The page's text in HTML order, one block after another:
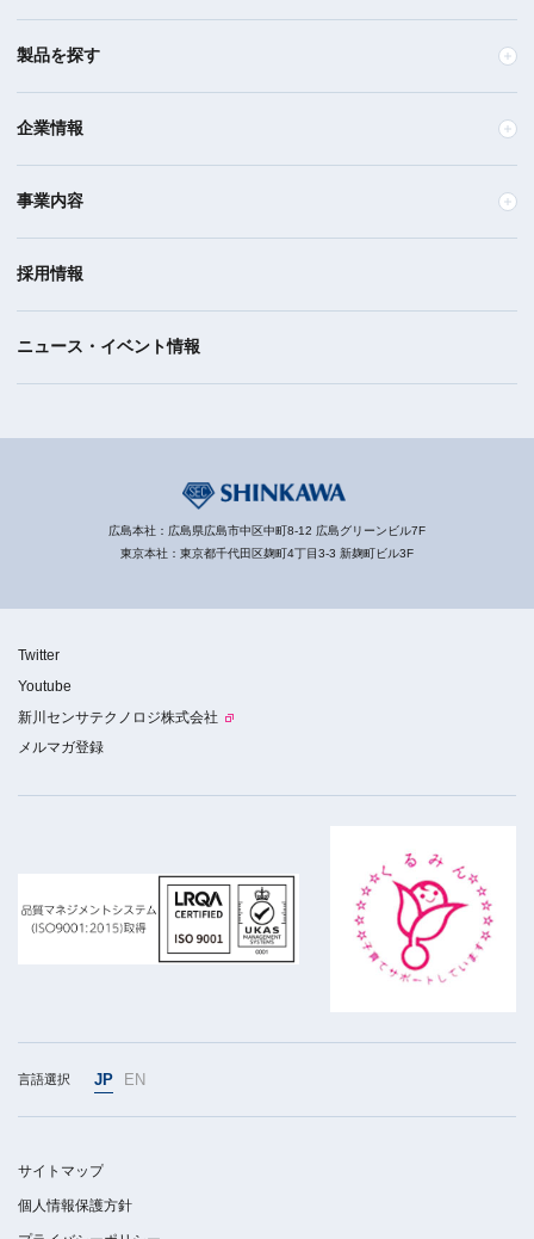
製品を探す
企業情報
事業内容
採用情報
ニュース・イベント情報
広島本社：広島県広島市中区中町8-12 広島グリーンビル7F
東京本社：東京都千代田区麹町4丁目3-3 新麹町ビル3F
Twitter
Youtube
新川センサテクノロジ株式会社
メルマガ登録
言語選択 JP EN
サイトマップ
個人情報保護方針